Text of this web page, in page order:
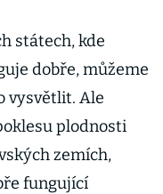
státech, kde
dobře, můžeme
vysvětlit. Ale
plodnosti
zemích,
fungující